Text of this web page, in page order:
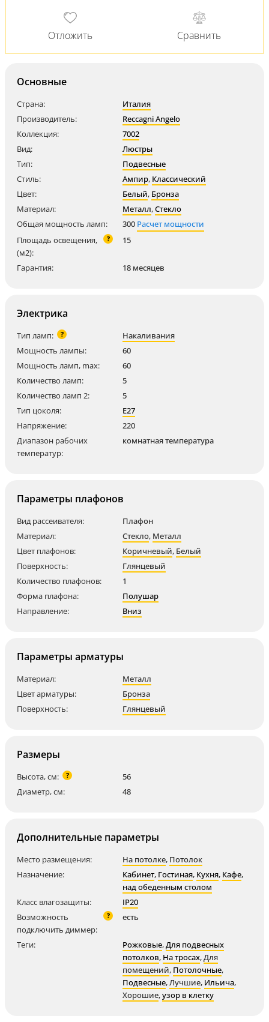
Основные
Страна:
Италия
Производитель:
Reccagni Angelo
Коллекция:
7002
Вид:
Люстры
Тип:
Подвесные
Стиль:
Ампир, Классический
Цвет:
Белый, Бронза
Материал:
Металл,Стекло
Общая мощность ламп:
300 Расчет мощности
Площадь освещения,
(м2):
? 15
Гарантия: 18 месяцев
Электрика
Тип ламп: ?
Накаливания
Мощность лампы:
60
Мощность ламп, max:
60
Количество ламп:
5
Количество ламп 2:
5
Тип цоколя:
E27
Напряжение:
220
Диапазон рабочих
температур:
комнатная температура
Параметры плафонов
Вид рассеивателя:
Плафон
Материал:
Стекло, Металл
Цвет плафонов:
Коричневый, Белый
Поверхность:
Глянцевый
Количество плафонов:
1
Форма плафона:
Полушар
Направление:
Вниз
Параметры арматуры
Материал:
Металл
Цвет арматуры:
Бронза
Поверхность:
Глянцевый
Размеры
Высота, см: ?
56
Диаметр, см:
48
Дополнительные параметры
Место размещения: На потолке, Потолок
Назначение:
Кабинет, Гостиная, Кухня, Кафе,
над обеденным столом
Класс влагозащиты:
IP20
Возможность
подключить диммер:
? есть
Теги: Рожковые,Для подвесных
потолков, На тросах,Для
помещений, Потолочные,
Подвесные,Лучшие, Ильича,
Хорошие,узор в клетку